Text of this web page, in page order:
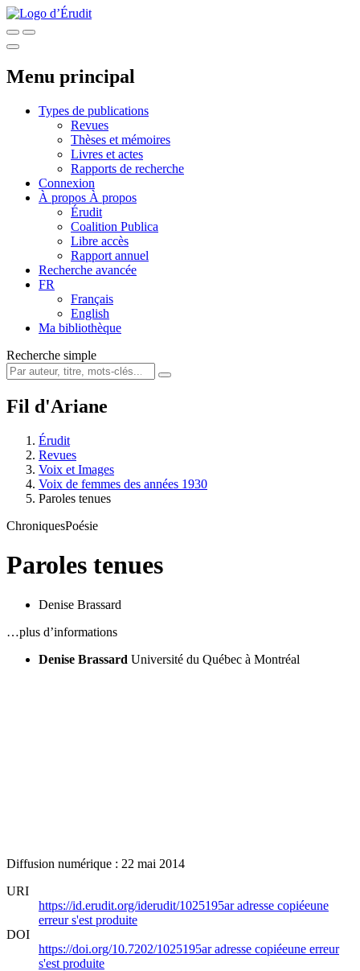
Menu principal
Types de publications
Revues
Thèses et mémoires
Livres et actes
Rapports de recherche
Connexion
À propos À propos
Érudit
Coalition Publica
Libre accès
Rapport annuel
Recherche avancée
FR
Français
English
Ma bibliothèque
Recherche simple
Fil d'Ariane
Érudit
Revues
Voix et Images
Voix de femmes des années 1930
Paroles tenues
ChroniquesPoésie
Paroles tenues
Denise Brassard
…plus d’informations
Denise Brassard Université du Québec à Montréal
Diffusion numérique : 22 mai 2014
URI
https://id.erudit.org/iderudit/1025195aradresse copiéeune
erreur s'est produite
DOI
https://doi.org/10.7202/1025195aradresse copiéeune erreur
s'est produite